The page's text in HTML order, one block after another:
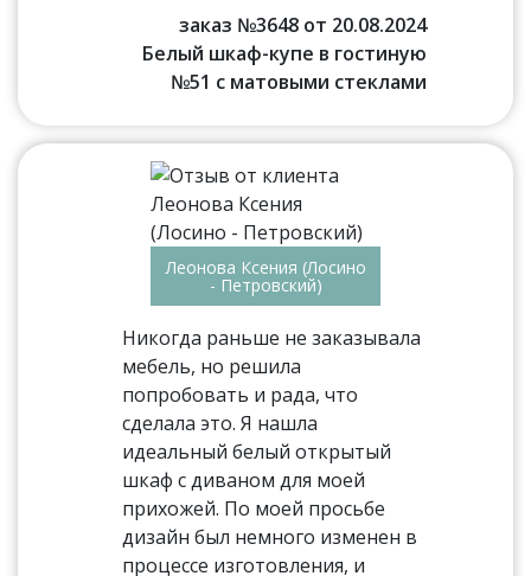
заказ №3648 от 20.08.2024
Белый шкаф-купе в гостиную
№51 с матовыми стеклами
Леонова Ксения (Лосино
- Петровский)
Никогда раньше не заказывала
мебель, но решила
попробовать и рада, что
сделала это. Я нашла
идеальный белый открытый
шкаф с диваном для моей
прихожей. По моей просьбе
дизайн был немного изменен в
процессе изготовления, и